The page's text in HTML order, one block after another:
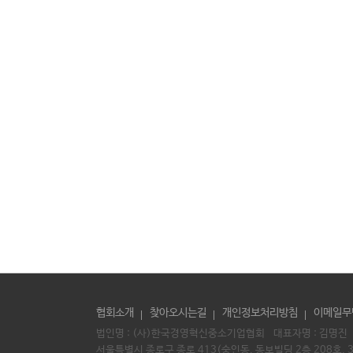
협회소개 찾아오시는길 개인정보처리방침 이메일
법인명 : (사)한국경영혁신중소기업협회 대표자명 : 김명진
서울특별시 종로구 종로 413(숭인동, 동보빌딩 2층 208호,